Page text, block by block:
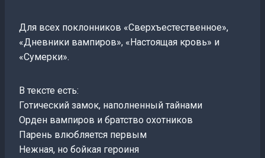
Для всех поклонников «Сверхъестественное»,
«Дневники вампиров», «Настоящая кровь» и
«Сумерки».
В тексте есть:
Готический замок, наполненный тайнами
Орден вампиров и братство охотников
Парень влюбляется первым
Нежная, но бойкая героиня